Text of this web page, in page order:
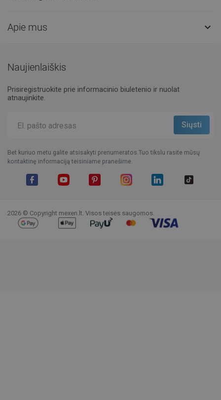
Apie mus 
Naujienlaiškis
Prisiregistruokite prie informacinio biuletenio ir nuolat
atnaujinkite.
Bet kuriuo metu galite atsisakyti prenumeratos.Tuo tikslu rasite mūsų
kontaktinę informaciją teisiniame pranešime.
2026 © Copyright mexen.lt. Visos teisės saugomos.